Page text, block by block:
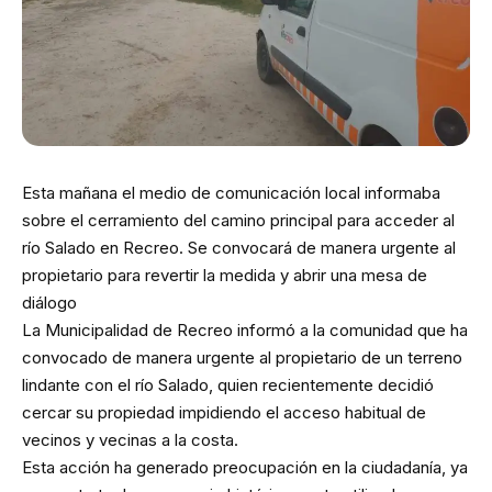
Esta mañana el medio de comunicación local informaba
sobre el cerramiento del camino principal para acceder al
río Salado en Recreo. Se convocará de manera urgente al
propietario para revertir la medida y abrir una mesa de
diálogo
La Municipalidad de Recreo informó a la comunidad que ha
convocado de manera urgente al propietario de un terreno
lindante con el río Salado, quien recientemente decidió
cercar su propiedad impidiendo el acceso habitual de
vecinos y vecinas a la costa.
Esta acción ha generado preocupación en la ciudadanía, ya